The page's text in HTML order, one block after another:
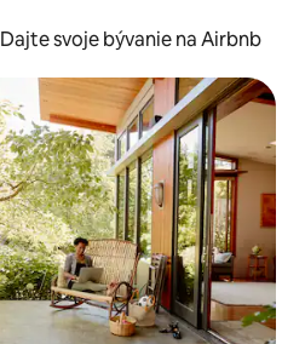
Dajte svoje bývanie na Airbnb